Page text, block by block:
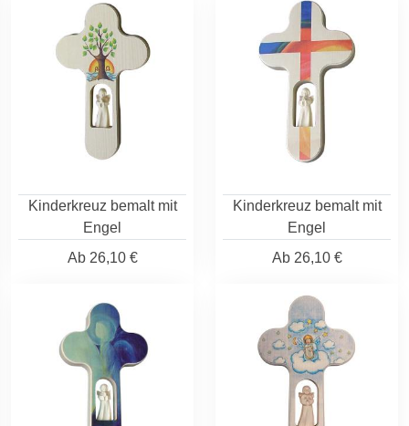
Kinderkreuz bemalt mit
Engel
Ab26,10 €
Kinderkreuz bemalt mit
Engel
Ab26,10 €